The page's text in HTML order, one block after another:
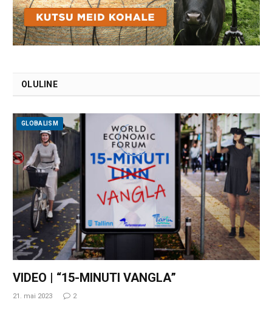
OLULINE
GLOBALISM
VIDEO | “15-MINUTI VANGLA”
21. mai 2023 2